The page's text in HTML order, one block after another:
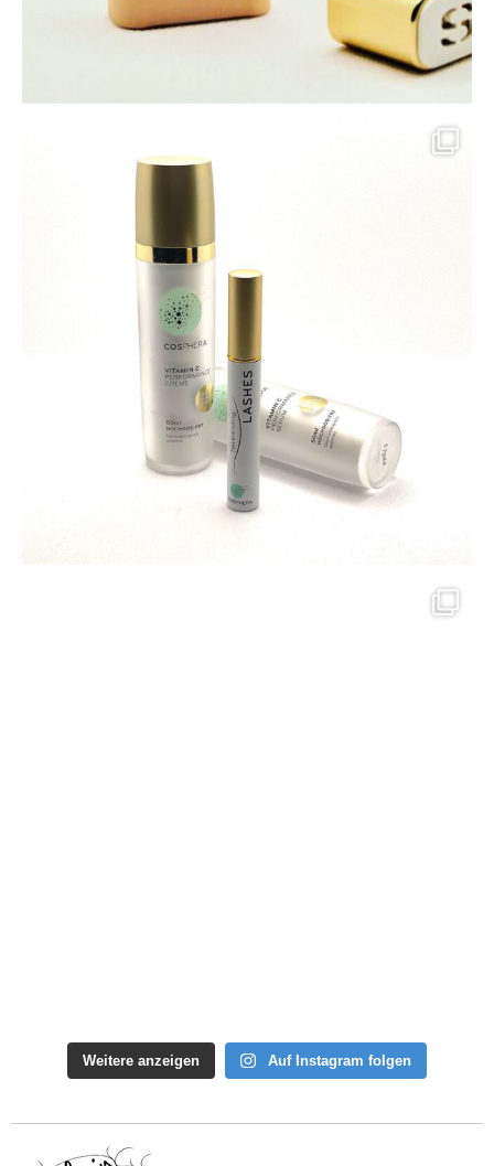
Weitere anzeigen Auf Instagram folgen